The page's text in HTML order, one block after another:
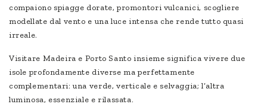
compaiono spiagge dorate, promontori vulcanici, scogliere
modellate dal vento e una luce intensa che rende tutto quasi
irreale.
Visitare Madeira e Porto Santo insieme significa vivere due
isole profondamente diverse ma perfettamente
complementari: una verde, verticale e selvaggia; l’altra
luminosa, essenziale e rilassata.